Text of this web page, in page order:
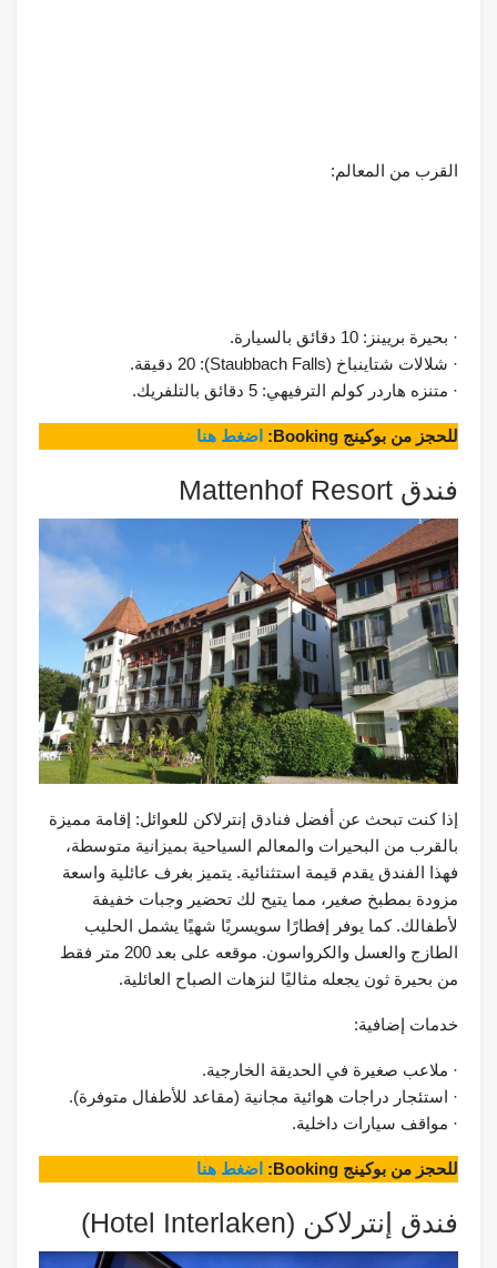
القرب من المعالم:
· بحيرة بريينز: 10 دقائق بالسيارة.
· شلالات شتاينباخ (Staubbach Falls): 20 دقيقة.
· متنزه هاردر كولم الترفيهي: 5 دقائق بالتلفريك.
للحجز من بوكينج Booking: اضغط هنا
فندق Mattenhof Resort
إذا كنت تبحث عن أفضل فنادق إنترلاكن للعوائل: إقامة مميزة
بالقرب من البحيرات والمعالم السياحية بميزانية متوسطة،
فهذا الفندق يقدم قيمة استثنائية. يتميز بغرف عائلية واسعة
مزودة بمطبخ صغير، مما يتيح لك تحضير وجبات خفيفة
لأطفالك. كما يوفر إفطارًا سويسريًا شهيًا يشمل الحليب
الطازج والعسل والكرواسون. موقعه على بعد 200 متر فقط
من بحيرة ثون يجعله مثاليًا لنزهات الصباح العائلية.
خدمات إضافية:
· ملاعب صغيرة في الحديقة الخارجية.
· استئجار دراجات هوائية مجانية (مقاعد للأطفال متوفرة).
· مواقف سيارات داخلية.
للحجز من بوكينج Booking: اضغط هنا
فندق إنترلاكن (Hotel Interlaken)